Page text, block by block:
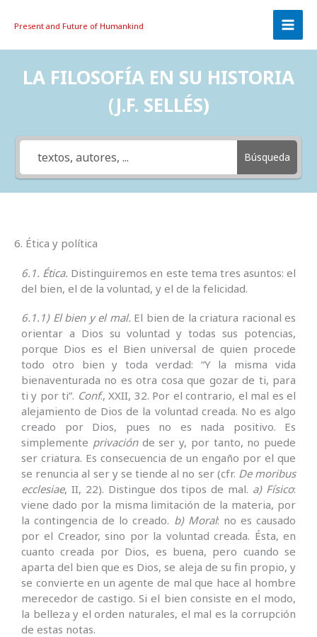
Present and Future of Humankind
LA FILOSOFÍA EN SU HISTORIA
(J.F. SELLÉS)
Búsqueda
6. Ética y política
6.1. Ética. Distinguiremos en este tema tres asuntos: el
del bien, el de la voluntad, y el de la felicidad.
6.1.1) El bien y el mal. El bien de la criatura racional es
orientar a Dios su voluntad y todas sus potencias,
porque Dios es el Bien universal de quien procede
todo otro bien y toda verdad: “Y la misma vida
bienaventurada no es otra cosa que gozar de ti, para
ti y por ti”. Conf., XXII, 32. Por el contrario, el mal es el
alejamiento de Dios de la voluntad creada. No es algo
creado por Dios, pues no es nada positivo. Es
simplemente privaciónde ser y, por tanto, no puede
ser criatura. Es consecuencia de un engaño por el que
se renuncia al ser y se tiende al no ser (cfr. De moribus
ecclesiae, II, 22). Distingue dos tipos de mal. a) Físico:
viene dado por la misma limitación de la materia, por
la contin­gencia de lo creado. b) Moral: no es causado
por el Creador, sino por la voluntad creada. Ésta, en
cuanto creada por Dios, es buena, pero cuando se
aparta del bien que es Dios, se aleja de su fin propio, y
se convierte en un agente de mal que hace al hombre
merecedor de castigo. Si el bien consiste en el modo,
la belleza y el orden naturales, el mal es la corrupción
de estas notas.